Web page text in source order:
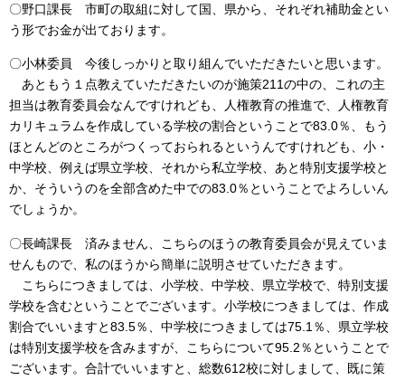
〇野口課長 市町の取組に対して国、県から、それぞれ補助金とい
う形でお金が出ております。
〇小林委員 今後しっかりと取り組んでいただきたいと思います。
あともう１点教えていただきたいのが施策211の中の、これの主
担当は教育委員会なんですけれども、人権教育の推進で、人権教育
カリキュラムを作成している学校の割合ということで83.0％、もう
ほとんどのところがつくっておられるというんですけれども、小・
中学校、例えば県立学校、それから私立学校、あと特別支援学校と
か、そういうのを全部含めた中での83.0％ということでよろしいん
でしょうか。
〇長崎課長 済みません、こちらのほうの教育委員会が見えていま
せんもので、私のほうから簡単に説明させていただきます。
こちらにつきましては、小学校、中学校、県立学校で、特別支援
学校を含むということでございます。小学校につきましては、作成
割合でいいますと83.5％、中学校につきましては75.1％、県立学校
は特別支援学校を含みますが、こちらについて95.2％ということで
ございます。合計でいいますと、総数612校に対しまして、既に策